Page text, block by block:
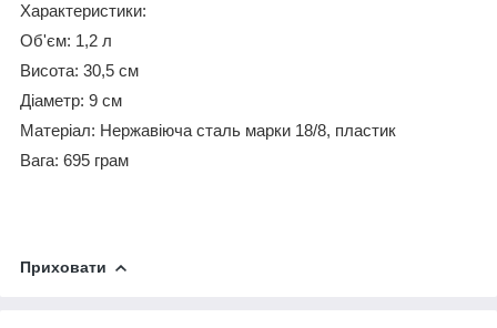
Характеристики:
Об'єм: 1,2 л
Висота: 30,5 см
Діаметр: 9 см
Матеріал: Нержавіюча сталь марки 18/8, пластик
Вага: 695 грам
Приховати